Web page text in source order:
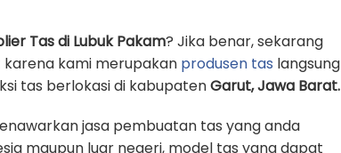
Tas di Lubuk Pakam? Jika benar, sekarang
kami merupakan produsen tas langsung
tas berlokasi di kabupatenGarut, Jawa Barat.
jasa pembuatan tas yang anda
maupun luar negeri, model tas yang dapat